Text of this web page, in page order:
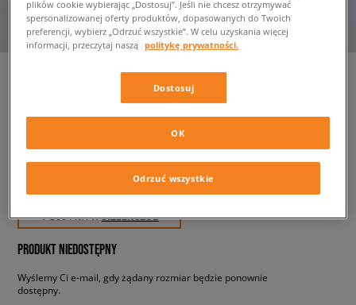
AIR JORDAN 1 LOW
✛ 360 PKT. WSIZEERCLUB
PRODUKT NIEDOSTĘPNY
Wyślemy Ci e-mail, gdy żądany rozmiar będzie ponownie
dostępny.
plików cookie wybierając „Dostosuj”. Jeśli nie chcesz otrzymywać
spersonalizowanej oferty produktów, dopasowanych do Twoich
preferencji, wybierz „Odrzuć wszystkie”. W celu uzyskania więcej
informacji, przeczytaj naszą politykę prywatności.
Dostosuj
Odrzuć wszystkie
OK